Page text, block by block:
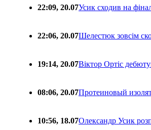
22:09, 20.07Усик сходив на
22:06, 20.07Шелестюк зовсім
19:14, 20.07Віктор Ортіс
08:06, 20.07Протеиновый
10:56, 18.07Олександр Усик